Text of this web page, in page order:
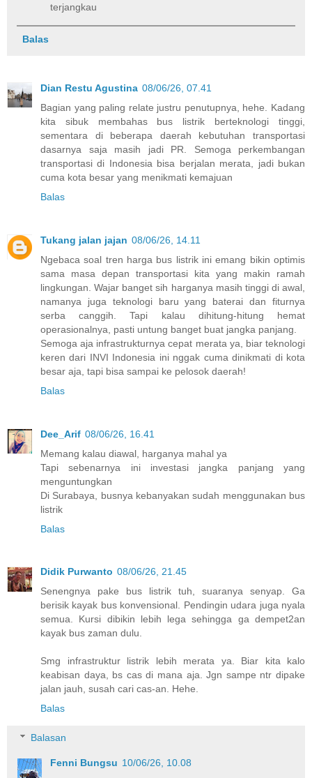
terjangkau
Balas
Dian Restu Agustina 08/06/26, 07.41
Bagian yang paling relate justru penutupnya, hehe. Kadang
kita sibuk membahas bus listrik berteknologi tinggi,
sementara di beberapa daerah kebutuhan transportasi
dasarnya saja masih jadi PR. Semoga perkembangan
transportasi di Indonesia bisa berjalan merata, jadi bukan
cuma kota besar yang menikmati kemajuan
Balas
Tukang jalan jajan 08/06/26, 14.11
Ngebaca soal tren harga bus listrik ini emang bikin optimis
sama masa depan transportasi kita yang makin ramah
lingkungan. Wajar banget sih harganya masih tinggi di awal,
namanya juga teknologi baru yang baterai dan fiturnya
serba canggih. Tapi kalau dihitung-hitung hemat
operasionalnya, pasti untung banget buat jangka panjang.
Semoga aja infrastrukturnya cepat merata ya, biar teknologi
keren dari INVI Indonesia ini nggak cuma dinikmati di kota
besar aja, tapi bisa sampai ke pelosok daerah!
Balas
Dee_Arif 08/06/26, 16.41
Memang kalau diawal, harganya mahal ya
Tapi sebenarnya ini investasi jangka panjang yang
menguntungkan
Di Surabaya, busnya kebanyakan sudah menggunakan bus
listrik
Balas
Didik Purwanto 08/06/26, 21.45
Senengnya pake bus listrik tuh, suaranya senyap. Ga
berisik kayak bus konvensional. Pendingin udara juga nyala
semua. Kursi dibikin lebih lega sehingga ga dempet2an
kayak bus zaman dulu.
Smg infrastruktur listrik lebih merata ya. Biar kita kalo
keabisan daya, bs cas di mana aja. Jgn sampe ntr dipake
jalan jauh, susah cari cas-an. Hehe.
Balas
Balasan
Fenni Bungsu 10/06/26, 10.08